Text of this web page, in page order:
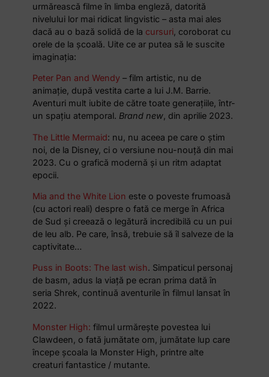
urmărească filme în limba engleză, datorită
nivelului lor mai ridicat lingvistic – asta mai ales
dacă au o bază solidă de la cursuri, coroborat cu
orele de la școală. Uite ce ar putea să le suscite
imaginația:
Peter Pan and Wendy – film artistic, nu de
animație, după vestita carte a lui J.M. Barrie.
Aventuri mult iubite de către toate generațiile, într-
un spațiu atemporal. Brand new, din aprilie 2023.
The Little Mermaid: nu, nu aceea pe care o știm
noi, de la Disney, ci o versiune nou-nouță din mai
2023. Cu o grafică modernă și un ritm adaptat
epocii.
Mia and the White Lion este o poveste frumoasă
(cu actori reali) despre o fată ce merge în Africa
de Sud și creează o legătură incredibilă cu un pui
de leu alb. Pe care, însă, trebuie să îl salveze de la
captivitate…
Puss in Boots: The last wish. Simpaticul personaj
de basm, adus la viață pe ecran prima dată în
seria Shrek, continuă aventurile în filmul lansat în
2022.
Monster High: filmul urmărește povestea lui
Clawdeen, o fată jumătate om, jumătate lup care
începe școala la Monster High, printre alte
creaturi fantastice / mutante.